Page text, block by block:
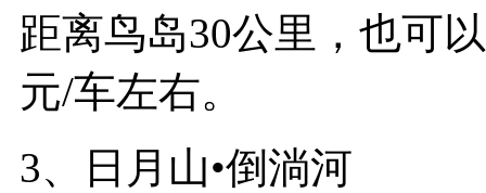
距离鸟岛30公里，也可
元/车左右。
3、日月山•倒淌河